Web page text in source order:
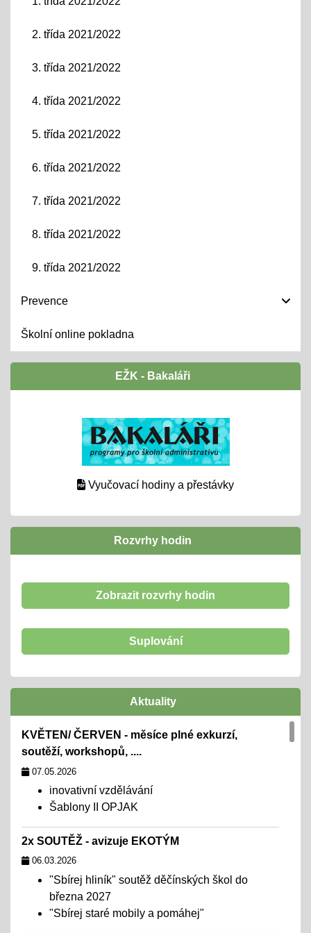
2. třída 2021/2022
3. třída 2021/2022
4. třída 2021/2022
5. třída 2021/2022
6. třída 2021/2022
7. třída 2021/2022
8. třída 2021/2022
9. třída 2021/2022
Prevence
Školní online pokladna
EŽK - Bakaláři
Vyučovací hodiny a přestávky
Rozvrhy hodin
Zobrazit rozvrhy hodin
Suplování
Aktuality
KVĚTEN/ ČERVEN - měsíce plné exkurzí,
soutěží, workshopů, ....
07.05.2026
inovativní vzdělávání
Šablony II OPJAK
2x SOUTĚŽ - avizuje EKOTÝM
06.03.2026
"Sbírej hliník" soutěž děčínských škol do
března 2027
"Sbírej staré mobily a pomáhej"